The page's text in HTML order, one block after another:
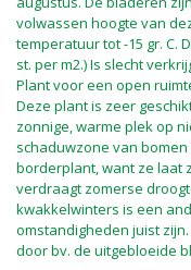
volwassen hoogte van
temperatuur tot -15 gr. C.
st. per m2.) Is slecht
Plant voor een open
Deze plant is zeer
zonnige, warme plek op
schaduwzone van
borderplant, want ze laat
verdraagt zomerse
kwakkelwinters is een
omstandigheden juist
door bv. de uitgebloeide